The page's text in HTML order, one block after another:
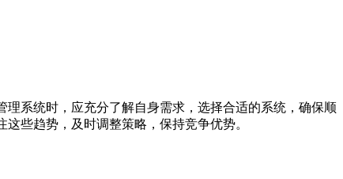
系统时，应充分了解自身需求，选择合适的系统，确保顺
些趋势，及时调整策略，保持竞争优势。